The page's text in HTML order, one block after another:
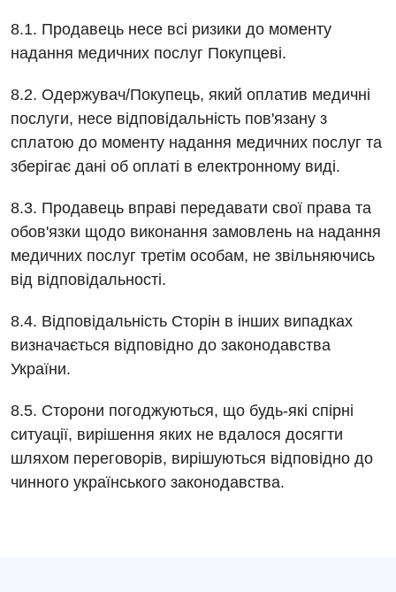
8.1. Продавець несе всі ризики до моменту
надання медичних послуг Покупцеві.
8.2. Одержувач/Покупець, який оплатив медичні
послуги, несе відповідальність пов'язану з
сплатою до моменту надання медичних послуг та
зберігає дані об оплаті в електронному виді.
8.3. Продавець вправі передавати свої права та
обов'язки щодо виконання замовлень на надання
медичних послуг третім особам, не звільняючись
від відповідальності.
8.4. Відповідальність Сторін в інших випадках
визначається відповідно до законодавства
України.
8.5. Сторони погоджуються, що будь-які спірні
ситуації, вирішення яких не вдалося досягти
шляхом переговорів, вирішуються відповідно до
чинного українського законодавства.